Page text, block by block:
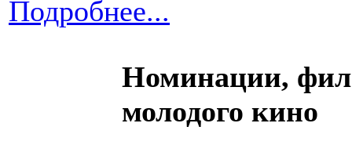
Подробнее...
Номинации,
молодого кино